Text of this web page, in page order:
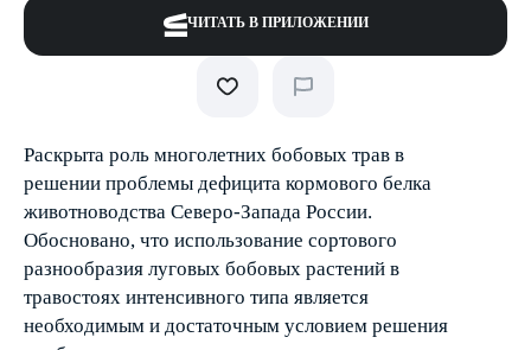
ЧИТАТЬ В ПРИЛОЖЕНИИ
Раскрыта роль многолетних бобовых трав в
решении проблемы дефицита кормового белка
животноводства Северо-Запада России.
Обосновано, что использование сортового
разнообразия луговых бобовых растений в
травостоях интенсивного типа является
необходимым и достаточным условием решения